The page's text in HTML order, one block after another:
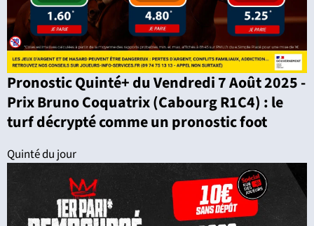
Pronostic Quinté+ du Vendredi 7 Août 2025 -
Prix Bruno Coquatrix (Cabourg R1C4) : le
turf décrypté comme un pronostic foot
Quinté du jour